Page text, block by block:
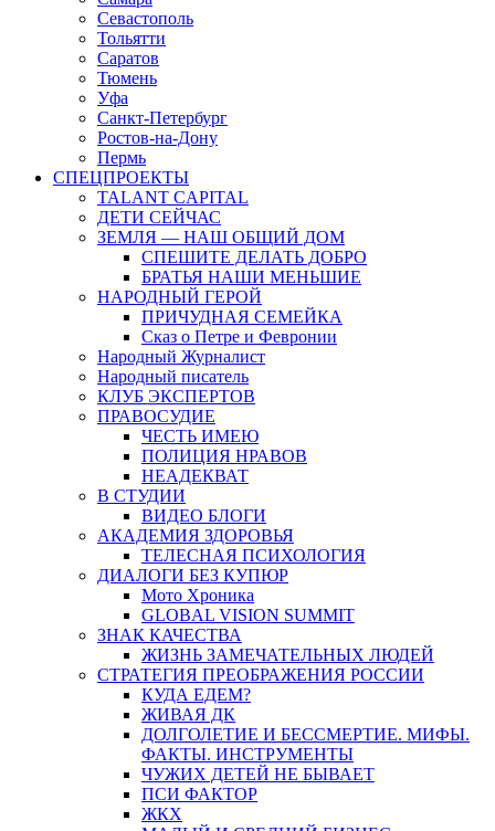
Севастополь
Тольятти
Саратов
Тюмень
Уфа
Санкт-Петербург
Ростов-на-Дону
Пермь
СПЕЦПРОЕКТЫ
TALANT CAPITAL
ДЕТИ СЕЙЧАС
ЗЕМЛЯ — НАШ ОБЩИЙ ДОМ
СПЕШИТЕ ДЕЛАТЬ ДОБРО
БРАТЬЯ НАШИ МЕНЬШИЕ
НАРОДНЫЙ ГЕРОЙ
ПРИЧУДНАЯ СЕМЕЙКА
Сказ о Петре и Февронии
Народный Журналист
Народный писатель
КЛУБ ЭКСПЕРТОВ
ПРАВОСУДИЕ
ЧЕСТЬ ИМЕЮ
ПОЛИЦИЯ НРАВОВ
НЕАДЕКВАТ
В СТУДИИ
ВИДЕО БЛОГИ
АКАДЕМИЯ ЗДОРОВЬЯ
ТЕЛЕСНАЯ ПСИХОЛОГИЯ
ДИАЛОГИ БЕЗ КУПЮР
Мото Хроника
GLOBAL VISION SUMMIT
ЗНАК КАЧЕСТВА
ЖИЗНЬ ЗАМЕЧАТЕЛЬНЫХ ЛЮДЕЙ
СТРАТЕГИЯ ПРЕОБРАЖЕНИЯ РОССИИ
КУДА ЕДЕМ?
ЖИВАЯ ДК
ДОЛГОЛЕТИЕ И БЕССМЕРТИЕ. МИФЫ.
ФАКТЫ. ИНСТРУМЕНТЫ
ЧУЖИХ ДЕТЕЙ НЕ БЫВАЕТ
ПСИ ФАКТОР
ЖКХ